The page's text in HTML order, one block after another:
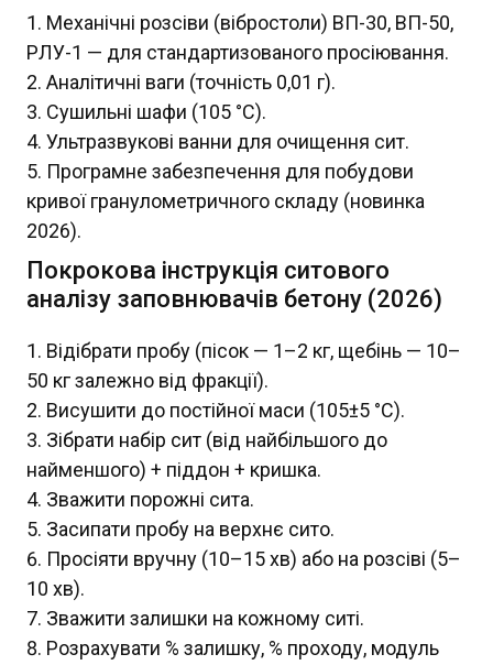
Механічні розсіви (вібростоли) ВП-30, ВП-50,
РЛУ-1 — для стандартизованого просіювання.
Аналітичні ваги (точність 0,01 г).
Сушильні шафи (105 °C).
Ультразвукові ванни для очищення сит.
Програмне забезпечення для побудови
кривої гранулометричного складу (новинка
2026).
Покрокова інструкція ситового
аналізу заповнювачів бетону (2026)
Відібрати пробу (пісок — 1–2 кг, щебінь — 10–
50 кг залежно від фракції).
Висушити до постійної маси (105±5 °C).
Зібрати набір сит (від найбільшого до
найменшого) + піддон + кришка.
Зважити порожні сита.
Засипати пробу на верхнє сито.
Просіяти вручну (10–15 хв) або на розсіві (5–
10 хв).
Зважити залишки на кожному ситі.
Розрахувати % залишку, % проходу, модуль